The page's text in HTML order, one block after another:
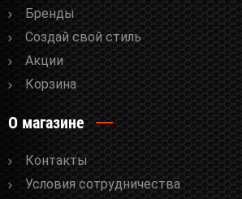
Бренды
Cоздай свой стиль
Акции
Корзина
О магазине
Контакты
Условия сотрудничества